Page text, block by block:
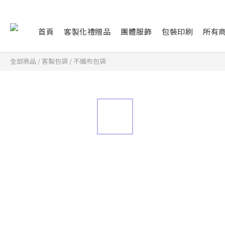
首頁 客製化禮贈品 團體服飾 包裝印刷 所有
全部商品 / 客製包袋 / 不織布包袋